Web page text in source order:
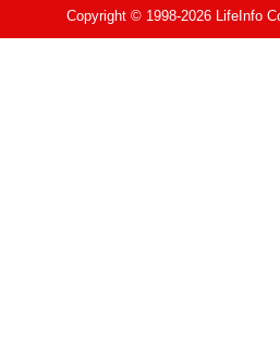
Copyright © 1998-2026 LifeInfo